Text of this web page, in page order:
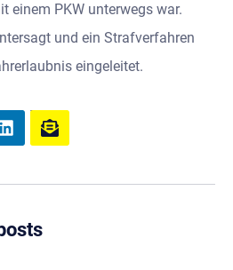
einem PKW unterwegs war.
und ein Strafverfahren
eingeleitet.